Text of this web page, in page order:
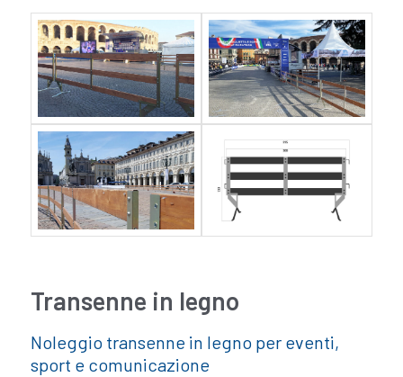
Transenne in legno
Noleggio transenne in legno per eventi,
sport e comunicazione